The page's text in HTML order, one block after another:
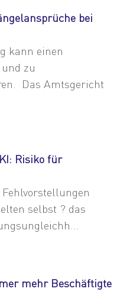
bei
kann einen
zu
Das Amtsgericht
Risiko für
selbst ? das
mehr Beschäftigte